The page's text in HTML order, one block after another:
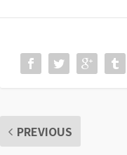
PREVIOUS